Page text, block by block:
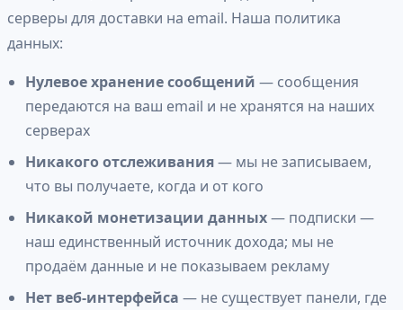
серверы для доставки на email. Наша политика
данных:
Нулевое хранение сообщений — сообщения
передаются на ваш email и не хранятся на наших
серверах
Никакого отслеживания— мы не записываем,
что вы получаете, когда и от кого
Никакой монетизации данных— подписки —
наш единственный источник дохода; мы не
продаём данные и не показываем рекламу
Нет веб-интерфейса — не существует панели, где